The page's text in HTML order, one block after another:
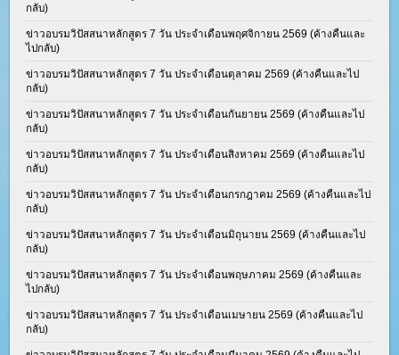
กลับ)
ข่าวอบรมวิปัสสนาหลักสูตร 7 วัน ประจำเดือนพฤศจิกายน 2569 (ค้างคืนและ
ไปกลับ)
ข่าวอบรมวิปัสสนาหลักสูตร 7 วัน ประจำเดือนตุลาคม 2569 (ค้างคืนและไป
กลับ)
ข่าวอบรมวิปัสสนาหลักสูตร 7 วัน ประจำเดือนกันยายน 2569 (ค้างคืนและไป
กลับ)
ข่าวอบรมวิปัสสนาหลักสูตร 7 วัน ประจำเดือนสิงหาคม 2569 (ค้างคืนและไป
กลับ)
ข่าวอบรมวิปัสสนาหลักสูตร 7 วัน ประจำเดือนกรกฎาคม 2569 (ค้างคืนและไป
กลับ)
ข่าวอบรมวิปัสสนาหลักสูตร 7 วัน ประจำเดือนมิถุนายน 2569 (ค้างคืนและไป
กลับ)
ข่าวอบรมวิปัสสนาหลักสูตร 7 วัน ประจำเดือนพฤษภาคม 2569 (ค้างคืนและ
ไปกลับ)
ข่าวอบรมวิปัสสนาหลักสูตร 7 วัน ประจำเดือนเมษายน 2569 (ค้างคืนและไป
กลับ)